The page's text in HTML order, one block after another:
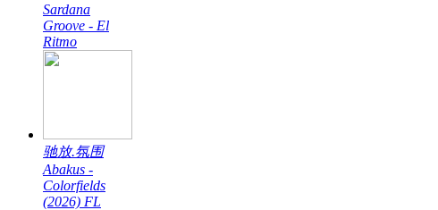
Sardana
Groove - El
Ritmo
驰放.氛围
Abakus -
Colorfields
(2026) FL